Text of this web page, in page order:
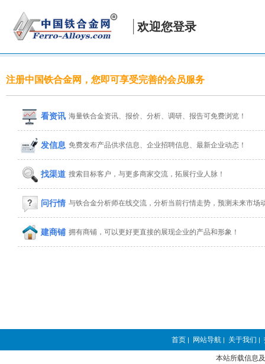
欢迎您登录
注册中国铁合金网，您即可享受完善的会员服务
看资讯 海量铁合金资讯、报价、分析、调研、报告可免费浏览！
发信息 免费发布产品供求信息、企业招聘信息、最新企业动态！
找渠道 搜索目标客户，与更多商家交流，拓展行业人脉！
问行情 与铁合金分析师在线交流，分析当前行情走势，预测未来市场
建商铺 拥有商铺，可以更好更直接的展现企业的产品和形象！
首页 | 网站导航 | 关于我们 |
本站所载信息